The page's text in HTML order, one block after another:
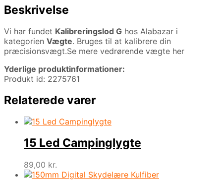
Beskrivelse
Vi har fundet Kalibreringslod G hos Alabazar i
kategorien Vægte. Bruges til at kalibrere din
præcisionsvægt.Se mere vedrørende vægte her
Yderlige produktinformationer:
Produkt id: 2275761
Relaterede varer
15 Led Campinglygte
89,00 kr.